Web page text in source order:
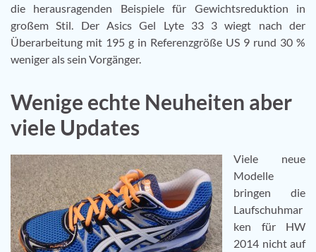
die herausragenden Beispiele für Gewichtsreduktion in
großem Stil. Der Asics Gel Lyte 33 3 wiegt nach der
Überarbeitung mit 195 g in Referenzgröße US 9 rund 30 %
weniger als sein Vorgänger.
Wenige echte Neuheiten aber
viele Updates
Viele neue
Modelle
bringen die
Laufschuhmar
ken für HW
2014 nicht auf